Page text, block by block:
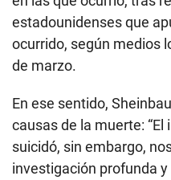
estadounidenses que
ocurrido, según medios
de marzo.
En ese sentido,
causas de la muerte:
suicidó, sin embargo,
investigación profunda